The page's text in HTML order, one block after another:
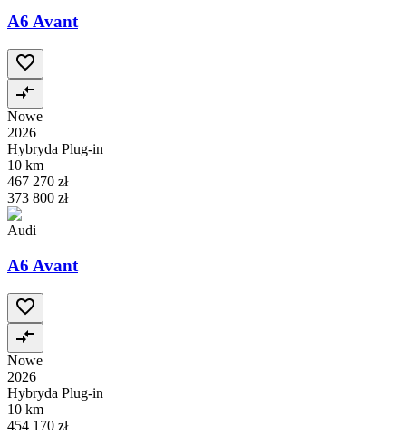
A6 Avant
Nowe
2026
Hybryda Plug-in
10 km
467 270 zł
373 800 zł
Audi
A6 Avant
Nowe
2026
Hybryda Plug-in
10 km
454 170 zł